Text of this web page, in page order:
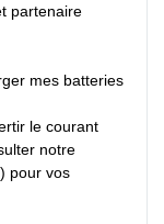
partenaire
mes batteries
le courant
notre
pour vos